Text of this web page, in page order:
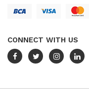
CONNECT WITH US